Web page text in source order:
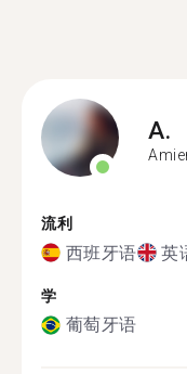
A.
流利
西班牙语 英
学
葡萄牙语